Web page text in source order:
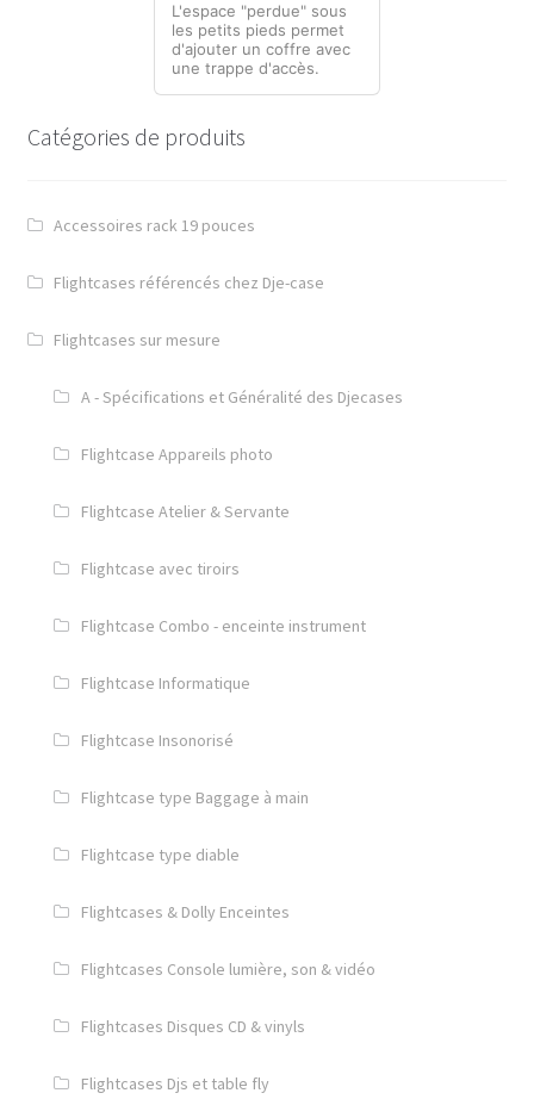
L'espace "perdue" sous
les petits pieds permet
d'ajouter un coffre avec
une trappe d'accès.
Catégories de produits
Accessoires rack 19 pouces
Flightcases référencés chez Dje-case
Flightcases sur mesure
A - Spécifications et Généralité des Djecases
Flightcase Appareils photo
Flightcase Atelier & Servante
Flightcase avec tiroirs
Flightcase Combo - enceinte instrument
Flightcase Informatique
Flightcase Insonorisé
Flightcase type Baggage à main
Flightcase type diable
Flightcases & Dolly Enceintes
Flightcases Console lumière, son & vidéo
Flightcases Disques CD & vinyls
Flightcases Djs et table fly